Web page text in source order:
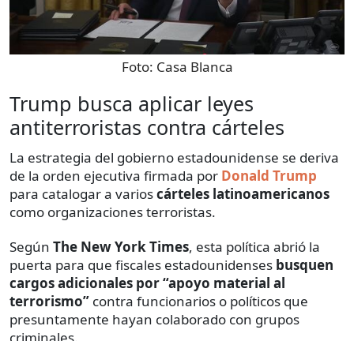
Foto: Casa Blanca
Trump busca aplicar leyes
antiterroristas contra cárteles
La estrategia del gobierno estadounidense se deriva
de la orden ejecutiva firmada por Donald Trump
para catalogar a varioscárteles latinoamericanos
como organizaciones terroristas.
Según The New York Times, esta política abrió la
puerta para que fiscales estadounidenses busquen
cargos adicionales por“apoyo material al
terrorismo” contra funcionarios o políticos que
presuntamente hayan colaborado con grupos
criminales.